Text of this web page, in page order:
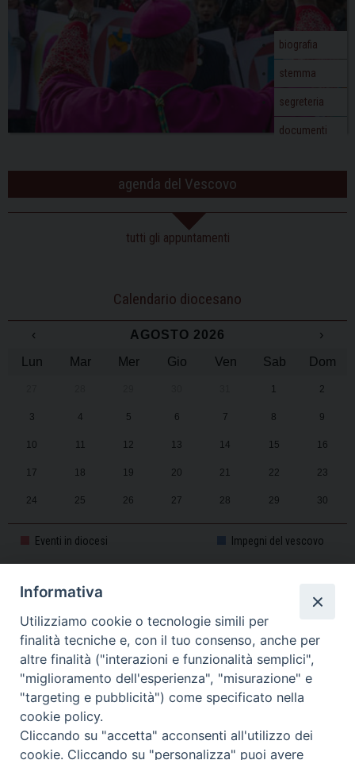
biografia
stemma
segreteria
documenti
agenda del Vescovo
tutti gli appuntamenti
Calendario diocesano
‹ AGOSTO 2026
›
Lun
Mar Mer Gio Ven Sab Dom
1 2
3 4 5 6 7 8 9
10 11 12 13 14 15 16
17 18 19 20 21 22 23
24 25 26 27 28 29 30
31 1 2 3 4 5 6
Eventi in diocesi Impegni del vescovo
CALENDARIO PASTORALE 2025-2026
Informativa
Utilizziamo cookie o tecnologie simili per
finalità tecniche e, con il tuo consenso, anche per
altre finalità ("interazioni e funzionalità semplici",
"miglioramento dell'esperienza", "misurazione" e
"targeting e pubblicità") come specificato nella
cookie policy.
Cliccando su "accetta" acconsenti all'utilizzo dei
cookie. Cliccando su "personalizza" puoi avere